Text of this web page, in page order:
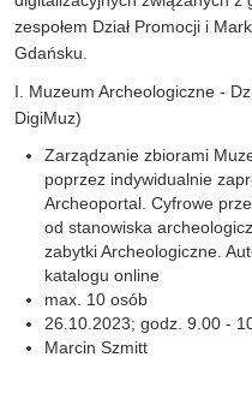
zespołem Dział Promocji i
Gdańsku.
I. Muzeum Archeologiczne -
DigiMuz)
Zarządzanie zbiorami
poprzez indywidualnie
Archeoportal. Cyfrowe
od stanowiska
zabytki Archeologiczne.
katalogu online
max. 10 osób
26.10.2023; godz. 9.00 -
Marcin Szmitt